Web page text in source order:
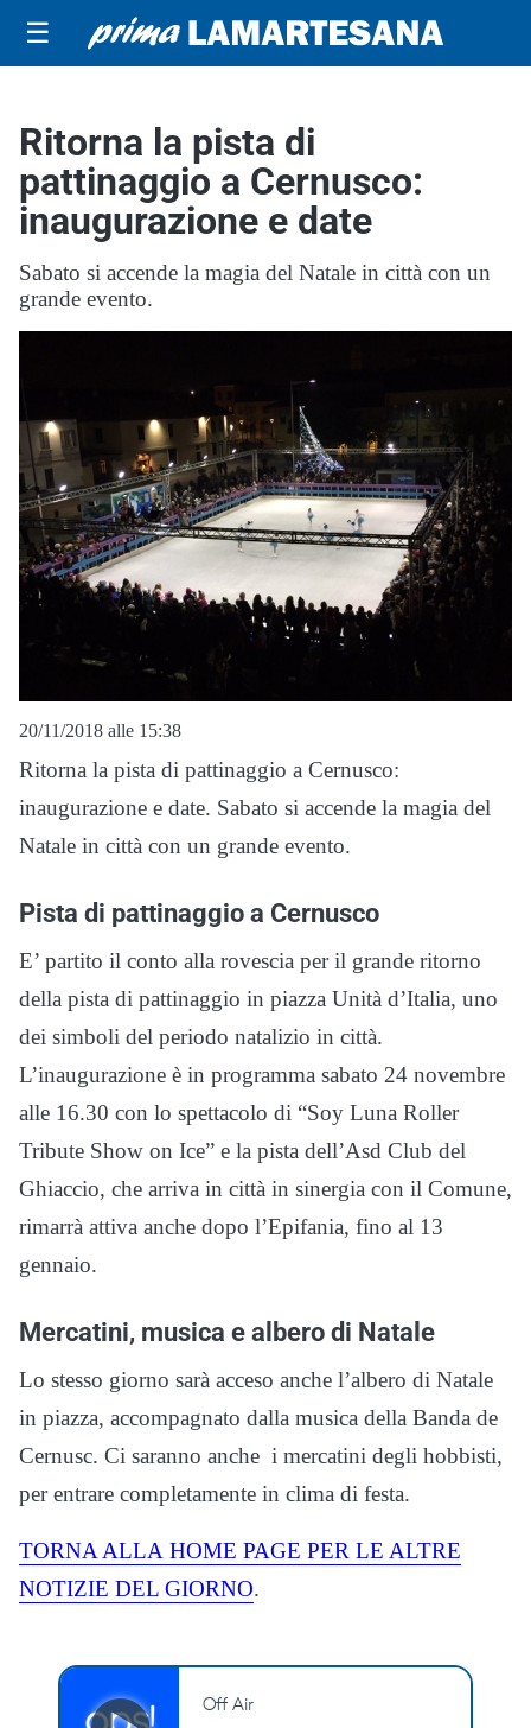
☰
Ritorna la pista di
pattinaggio a Cernusco:
inaugurazione e date
Sabato si accende la magia del Natale in città con un
grande evento.
20/11/2018 alle 15:38
Ritorna la pista di pattinaggio a Cernusco:
inaugurazione e date. Sabato si accende la magia del
Natale in città con un grande evento.
Pista di pattinaggio a Cernusco
E’ partito il conto alla rovescia per il grande ritorno
della pista di pattinaggio in piazza Unità d’Italia, uno
dei simboli del periodo natalizio in città.
L’inaugurazione è in programma sabato 24 novembre
alle 16.30 con lo spettacolo di “Soy Luna Roller
Tribute Show on Ice” e la pista dell’Asd Club del
Ghiaccio, che arriva in città in sinergia con il Comune,
rimarrà attiva anche dopo l’Epifania, fino al 13
gennaio.
Mercatini, musica e albero di Natale
Lo stesso giorno sarà acceso anche l’albero di Natale
in piazza, accompagnato dalla musica della Banda de
Cernusc. Ci saranno anche i mercatini degli hobbisti,
per entrare completamente in clima di festa.
TORNA ALLA HOME PAGE PER LE ALTRE
NOTIZIE DEL GIORNO.